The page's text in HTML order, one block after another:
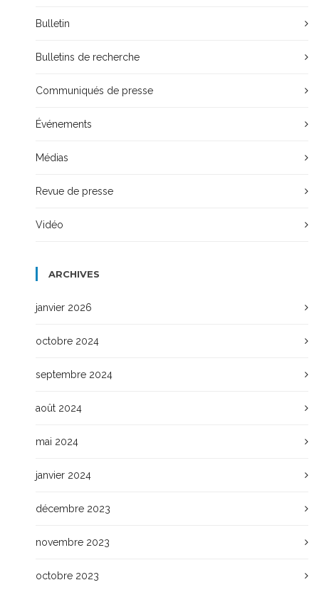
Bulletin
Bulletins de recherche
Communiqués de presse
Événements
Médias
Revue de presse
Vidéo
ARCHIVES
janvier 2026
octobre 2024
septembre 2024
août 2024
mai 2024
janvier 2024
décembre 2023
novembre 2023
octobre 2023